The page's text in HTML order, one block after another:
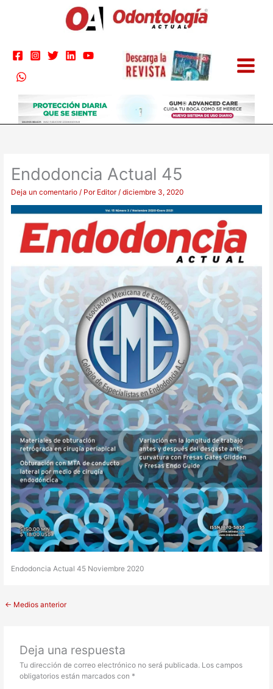
Endodoncia Actual 45
Deja un comentario / Por Editor/diciembre 3, 2020
Endodoncia Actual 45 Noviembre 2020
← Medios anterior
Deja una respuesta
Tu dirección de correo electrónico no será publicada. Los campos
obligatorios están marcados con *